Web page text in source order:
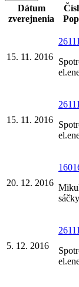
Dátum
zverejnenia
15. 11. 2016
15. 11. 2016
20. 12. 2016
sáčky
5. 12. 2016